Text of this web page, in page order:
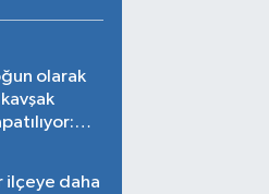
olarak
ilçeye daha